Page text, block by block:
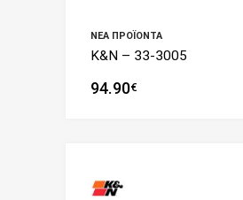
ΝΈΑ ΠΡΟΪΌΝΤΑ
K&N – 33-3005
94.90€